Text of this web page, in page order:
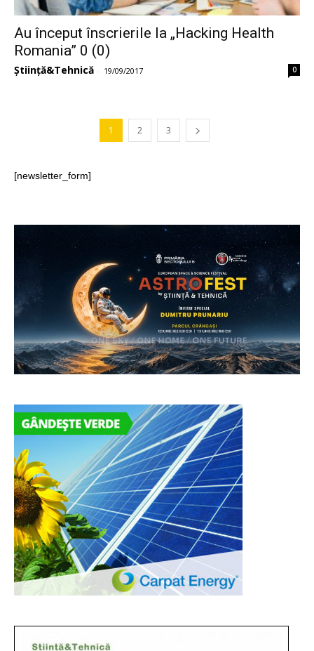
Au început înscrierile la „Hacking Health
Romania” 0 (0)
Știință&Tehnică - 19/09/2017 0
1 2 3
[newsletter_form]